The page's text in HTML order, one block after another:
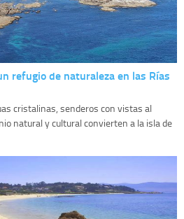
refugio de naturaleza en las Rías
cristalinas, senderos con vistas al
natural y cultural convierten a la isla de